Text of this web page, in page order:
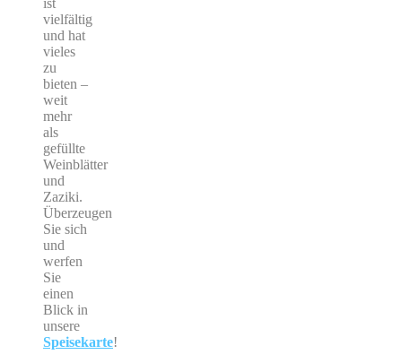
vielfältig
und hat
vieles
zu
bieten –
weit
mehr
als
gefüllte
Weinblätter
und
Zaziki.
Überzeugen
Sie sich
und
werfen
Sie
einen
Blick in
unsere
Speisekarte!